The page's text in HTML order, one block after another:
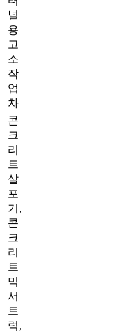
널
용
고
소
작
업
차
콘
크
리
트
살
포
기,
콘
크
리
트
믹
서
트
럭,